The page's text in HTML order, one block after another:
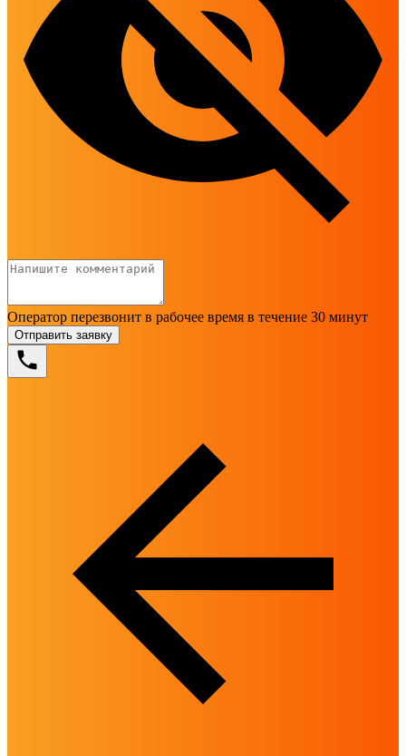
Оператор перезвонит в рабочее время в течение 30 минут
Отправить заявку